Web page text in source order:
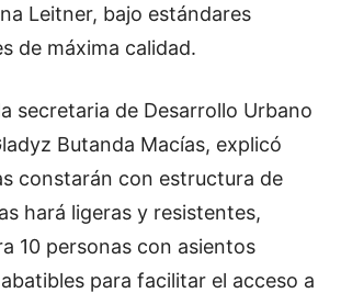
Leitner, bajo estándares
de máxima calidad.
secretaria de Desarrollo Urbano
Butanda Macías, explicó
constarán con estructura de
hará ligeras y resistentes,
10 personas con asientos
para facilitar el acceso a